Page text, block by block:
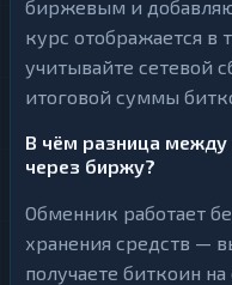
биржевым и
курс отображается в
учитывайте сетевой
итоговой суммы
В чём разница
через биржу?
Обменник работает
хранения средств —
получаете биткоин